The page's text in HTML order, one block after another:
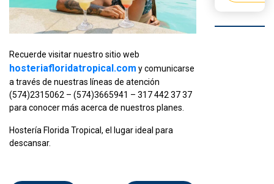
Recuerde visitar nuestro sitio web
hosteriafloridatropical.com y comunicarse
a través de nuestras líneas de atención
(574)2315062 – (574)3665941 – 317 442 37 37
para conocer más acerca de nuestros planes.
Hostería Florida Tropical, el lugar ideal para
descansar.